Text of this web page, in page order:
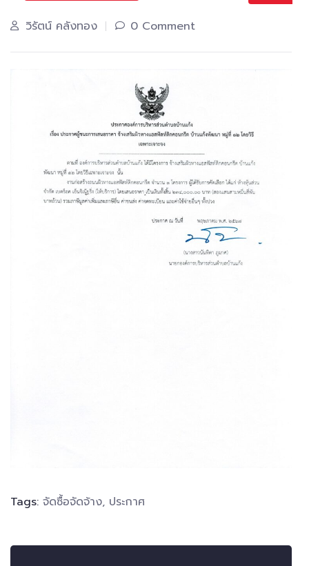
วิรัตน์ คลังทอง 0 Comment
Tags: จัดซื้อจัดจ้าง, ประกาศ